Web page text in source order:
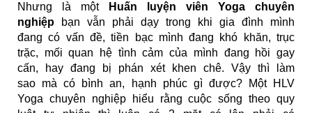
Nhưng là một
Huấn luyện viên Yoga chuyên
nghiệp bạn vẫn phải dạy trong khi gia đình mình
đang có vấn đề, tiền bạc mình đang khó khăn, trục
trặc, mối quan hệ tình cảm của mình đang hồi gay
cấn, hay đang bị phán xét khen chê. Vậy thì làm
sao mà có bình an, hạnh phúc gì được? Một HLV
Yoga chuyên nghiệp hiểu rằng cuộc sống theo quy